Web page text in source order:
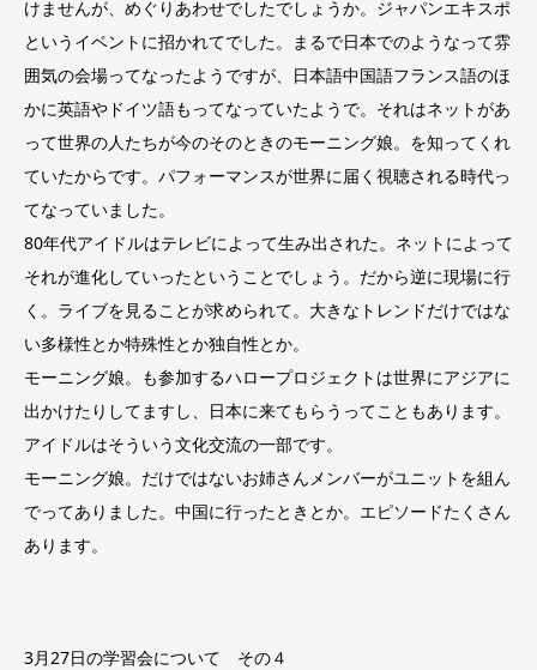
けませんが、めぐりあわせでしたでしょうか。ジャパンエキスポ
というイベントに招かれてでした。まるで日本でのようなって雰
囲気の会場ってなったようですが、日本語中国語フランス語のほ
かに英語やドイツ語もってなっていたようで。それはネットがあ
って世界の人たちが今のそのときのモーニング娘。を知ってくれ
ていたからです。パフォーマンスが世界に届く視聴される時代っ
てなっていました。
80年代アイドルはテレビによって生み出された。ネットによって
それが進化していったということでしょう。だから逆に現場に行
く。ライブを見ることが求められて。大きなトレンドだけではな
い多様性とか特殊性とか独自性とか。
モーニング娘。も参加するハロープロジェクトは世界にアジアに
出かけたりしてますし、日本に来てもらうってこともあります。
アイドルはそういう文化交流の一部です。
モーニング娘。だけではないお姉さんメンバーがユニットを組ん
でってありました。中国に行ったときとか。エピソードたくさん
あります。
3月27日の学習会について その４